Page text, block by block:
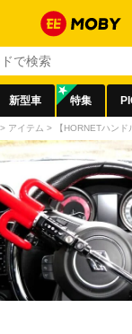
新型車 特集
> アイテム > 【HORNETハン